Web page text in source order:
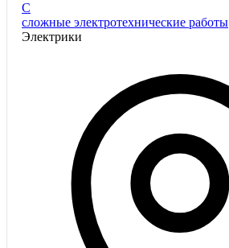
С
сложные электротехнические работы
Электрики